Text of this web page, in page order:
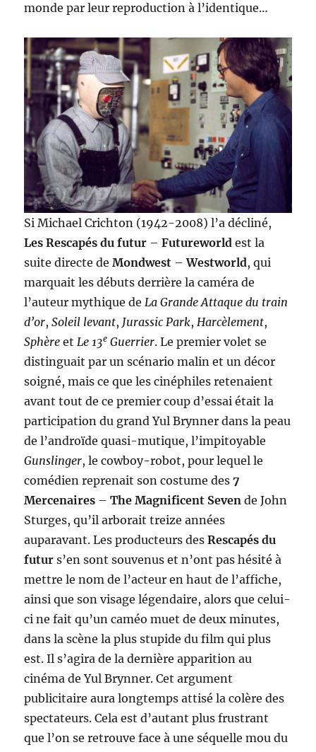
monde par leur reproduction à l’identique…
Si Michael Crichton (1942-2008) l’a décliné,
Les Rescapés du futur –Futureworldest la
suite directe deMondwest –Westworld, qui
marquait les débuts derrière la caméra de
l’auteur mythique de La Grande Attaque du train
d’or,Soleil levant, Jurassic Park, Harcèlement,
Sphèreet Le 13e Guerrier. Le premier volet se
distinguait par un scénario malin et un décor
soigné, mais ce que les cinéphiles retenaient
avant tout de ce premier coup d’essai était la
participation du grand Yul Brynner dans la peau
de l’androïde quasi-mutique, l’impitoyable
Gunslinger, le cowboy-robot, pour lequel le
comédien reprenait son costume des7
Mercenaires –The Magnificent Sevende John
Sturges, qu’il arborait treize années
auparavant. Les producteurs desRescapés du
futurs’en sont souvenus et n’ont pas hésité à
mettre le nom de l’acteur en haut de l’affiche,
ainsi que son visage légendaire, alors que celui-
ci ne fait qu’un caméo muet de deux minutes,
dans la scène la plus stupide du film qui plus
est. Il s’agira de la dernière apparition au
cinéma de Yul Brynner. Cet argument
publicitaire aura longtemps attisé la colère des
spectateurs. Cela est d’autant plus frustrant
que l’on se retrouve face à une séquelle mou du